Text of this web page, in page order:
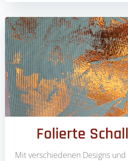
Folierte
Mit verschiedenen Designs